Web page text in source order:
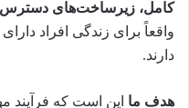
کامل، زیرساخت‌های
واقعاً برای زندگی افراد
دارند.
هدف ما این است که فرآیند